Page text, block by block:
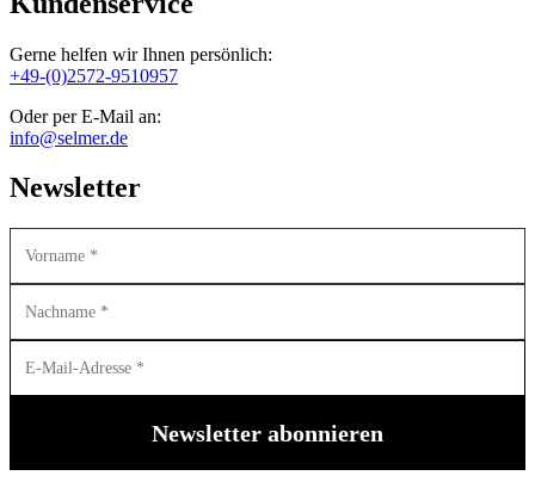
Gerne helfen wir Ihnen persönlich:
+49-(0)2572-9510957
Oder per E-Mail an:
info@selmer.de
Newsletter